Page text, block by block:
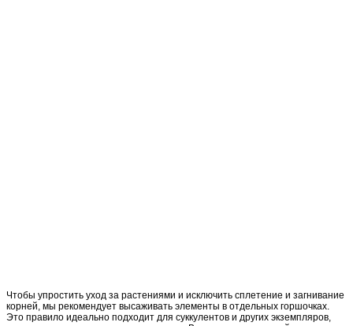
Чтобы упростить уход за растениями и исключить сплетение и загнивание
корней, мы рекомендует высаживать элементы в отдельных горшочках.
Это правило идеально подходит для суккулентов и других экземпляров,